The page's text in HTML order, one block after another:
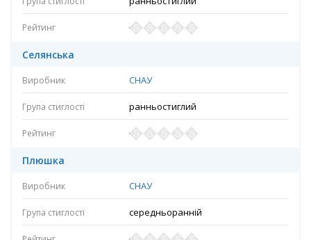
Селянська
СНАУ
ранньостиглий
Плюшка
СНАУ
середньоранній